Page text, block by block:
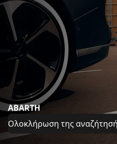
ABARTH
Ολοκλήρωση της